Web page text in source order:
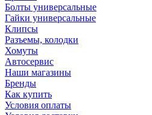
Болты универсальные
Гайки универсальные
Клипсы
Разъемы, колодки
Хомуты
Автосервис
Наши магазины
Бренды
Как купить
Условия оплаты